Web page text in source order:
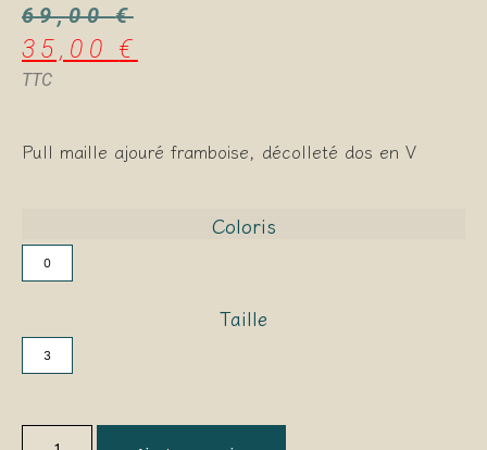
69,00€
35,00€
TTC
Pull maille ajouré framboise, décolleté dos en V
Coloris
0
Taille
3